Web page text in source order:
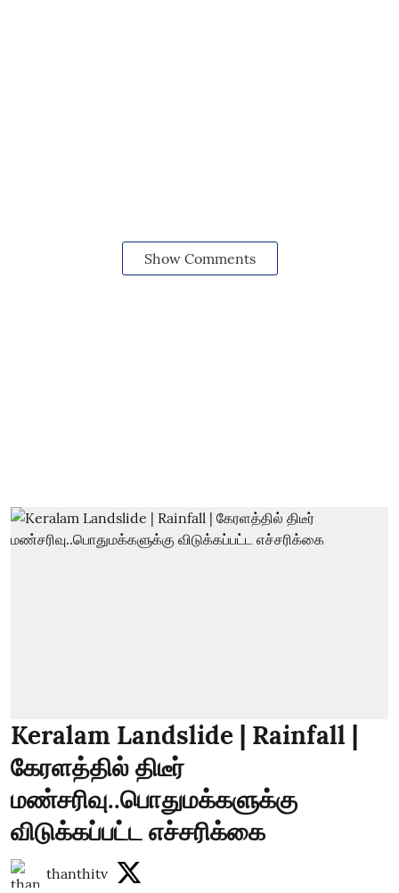
Show Comments
Keralam Landslide | Rainfall |
கேரளத்தில் திடீர்
மண்சரிவு..பொதுமக்களுக்கு
விடுக்கப்பட்ட எச்சரிக்கை
thanthitv